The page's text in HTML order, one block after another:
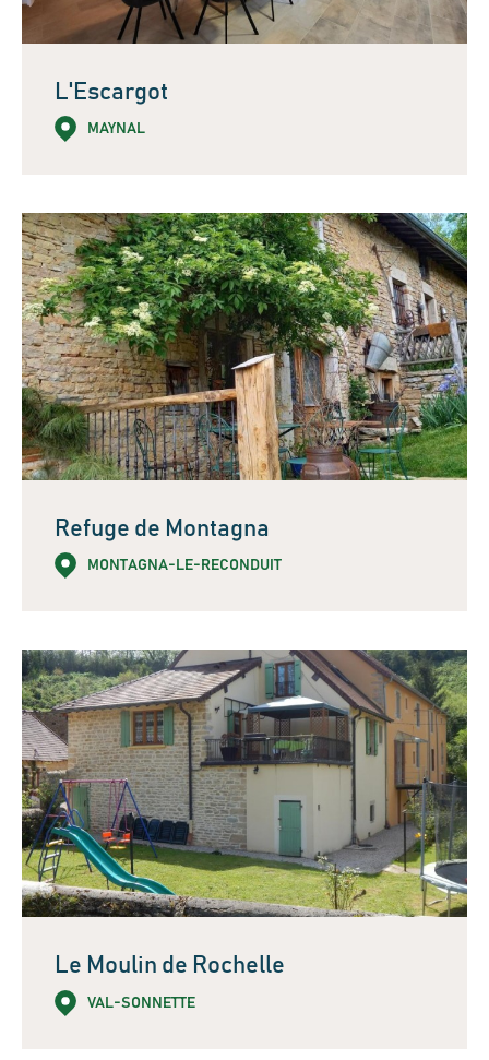
L'Escargot
MAYNAL
Refuge de Montagna
MONTAGNA-LE-RECONDUIT
Le Moulin de Rochelle
VAL-SONNETTE